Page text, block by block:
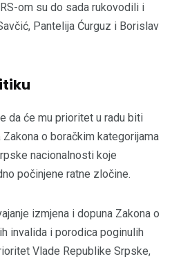
om su do sada rukovodili i
Pantelija Ćurguz i Borislav
da će mu prioritet u radu biti
o boračkim kategorijama
nacionalnosti koje
počinjene ratne zločine.
izmjena i dopuna Zakona o
invalida i porodica poginulih
Vlade Republike Srpske,